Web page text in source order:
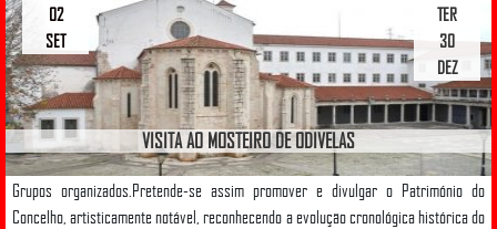
VISITA AO MOSTEIRO DE ODIVELAS
Grupos organizados.Pretende-se assim promover e divulgar o Património do
Concelho, artisticamente notável, reconhecendo a evolução cronológica histórica do
TER
30
DEZ
02
SET